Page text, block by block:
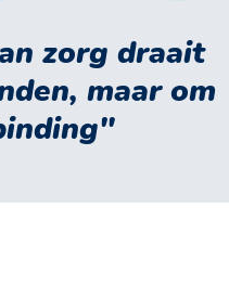
zorg draait
maar om